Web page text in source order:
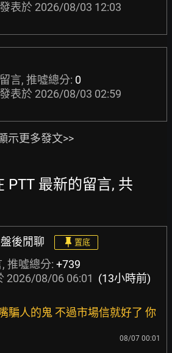
表於 2026/08/03 12:03
留言, 推噓總分: 0
表於 2026/08/03 02:59
示更多發文>>
PTT 最新的留言, 共
後閒聊 置底
推噓總分: +739
2026/08/06 06:01 (13小時前)
騙人的鬼 不過市場信就好了 你
08/07 00:01